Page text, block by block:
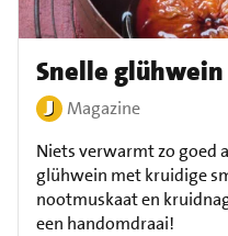
Snelle glühwein
Magazine
Niets verwarmt zo goed
glühwein met kruidige
nootmuskaat en
een handomdraai!